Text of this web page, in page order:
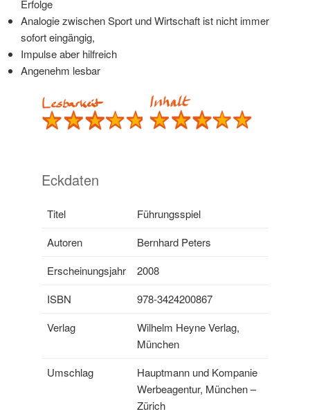
Erfolge
Analogie zwischen Sport und Wirtschaft ist nicht immer
sofort eingängig,
Impulse aber hilfreich
Angenehm lesbar
Eckdaten
Titel
Führungsspiel
Autoren
Bernhard Peters
Erscheinungsjahr
2008
ISBN
978-3424200867
Verlag
Wilhelm Heyne Verlag,
München
Umschlag
Hauptmann und Kompanie
Werbeagentur, München –
Zürich